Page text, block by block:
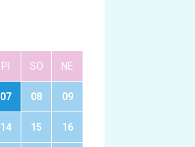
PI SO NE
07 08 09
14 15 16